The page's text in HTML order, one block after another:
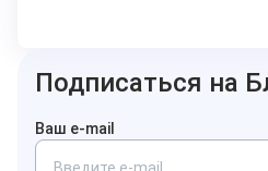
Подписаться на
Ваш e-mail